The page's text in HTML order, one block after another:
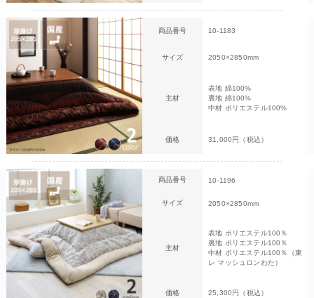
商品番号 10-1183
サイズ 2050×2850mm
主材
表地 綿100%
裏地 綿100%
中材 ポリエステル100%
価格 31,000円（税込）
商品番号 10-1196
サイズ 2050×2850mm
主材
表地 ポリエステル100％
裏地 ポリエステル100％
中材 ポリエステル100％（東
レ マッシュロンわた）
価格 25,300円（税込）